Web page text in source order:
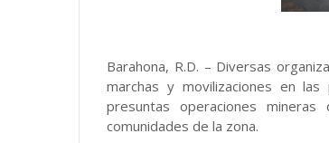
Barahona, R.D. – Diversas
marchas y movilizaciones en
presuntas operaciones
comunidades de la zona.